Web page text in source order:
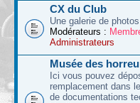
CX du Club
Une galerie de
Modérateurs :
Administrateurs
Musée des
Ici vous pouvez
remplacement dans
de documentations